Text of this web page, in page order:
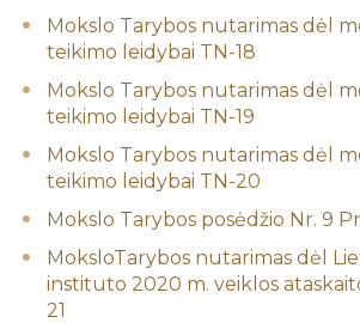
Mokslo Tarybos nutarimas dėl
teikimo leidybai TN-18
Mokslo Tarybos nutarimas dėl
teikimo leidybai TN-19
Mokslo Tarybos nutarimas dėl
teikimo leidybai TN-20
Mokslo Tarybos posėdžio Nr. 9
MoksloTarybos nutarimas dėl
instituto 2020 m. veiklos
21